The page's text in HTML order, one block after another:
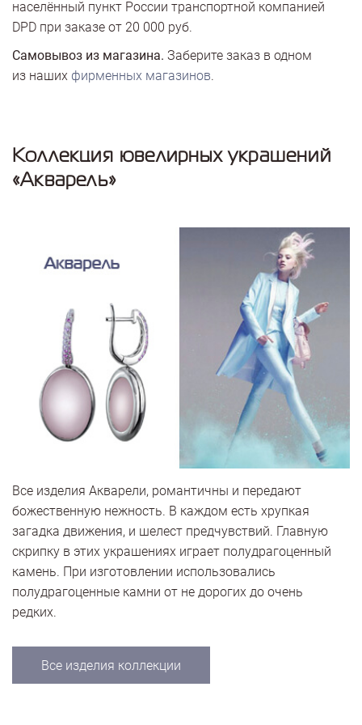
населённый пункт России транспортной компанией
DPD при заказе от 20 000 руб.
Самовывоз из магазина. Заберите заказ в одном
из наших фирменных магазинов.
Коллекция ювелирных украшений
«Акварель»
Все изделия Акварели, романтичны и передают
божественную нежность. В каждом есть хрупкая
загадка движения, и шелест предчувствий. Главную
скрипку в этих украшениях играет полудрагоценный
камень. При изготовлении использовались
полудрагоценные камни от не дорогих до очень
редких.
Все изделия коллекции